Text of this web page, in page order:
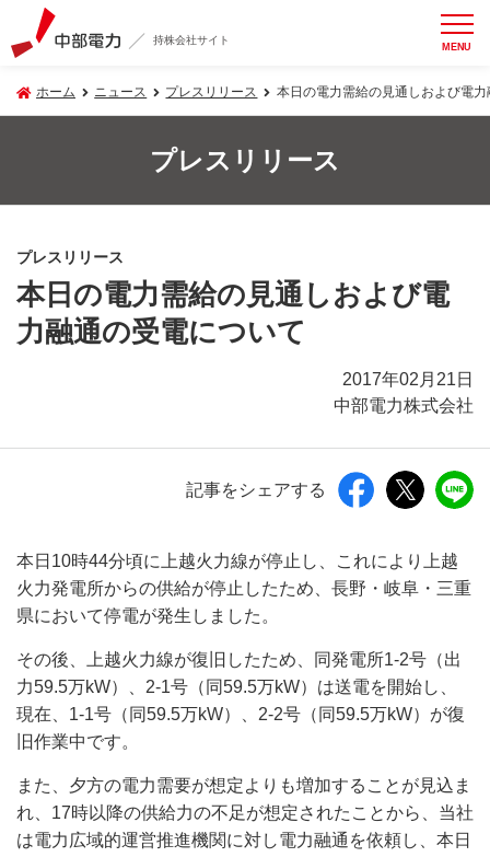
持株会社サイト MENU
ホーム ニュース プレスリリース 本日の電力需給の見通しおよび電
プレスリリース
プレスリリース
本日の電力需給の見通しおよび電
力融通の受電について
2017年02月21日
中部電力株式会社
記事をシェアする
本日10時44分頃に上越火力線が停止し、これにより上越
火力発電所からの供給が停止したため、長野・岐阜・三重
県において停電が発生しました。
その後、上越火力線が復旧したため、同発電所1-2号（出
力59.5万kW）、2-1号（同59.5万kW）は送電を開始し、
現在、1-1号（同59.5万kW）、2-2号（同59.5万kW）が復
旧作業中です。
また、夕方の電力需要が想定よりも増加することが見込ま
れ、17時以降の供給力の不足が想定されたことから、当社
は電力広域的運営推進機関に対し電力融通を依頼し、本日